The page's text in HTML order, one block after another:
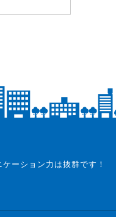
ーション力は抜群です！